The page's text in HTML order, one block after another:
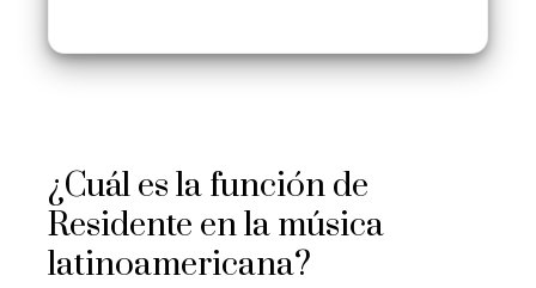
¿Cuál es la función de
Residente en la música
latinoamericana?